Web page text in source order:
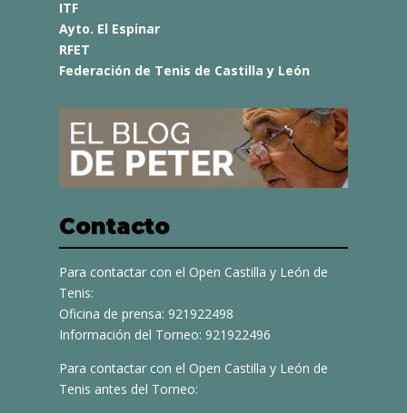
ITF
Ayto. El Espinar
RFET
Federación de Tenis de Castilla y León
Contacto
Para contactar con el Open Castilla y León de
Tenis:
Oficina de prensa: 921922498
Información del Torneo: 921922496
Para contactar con el Open Castilla y León de
Tenis antes del Torneo: